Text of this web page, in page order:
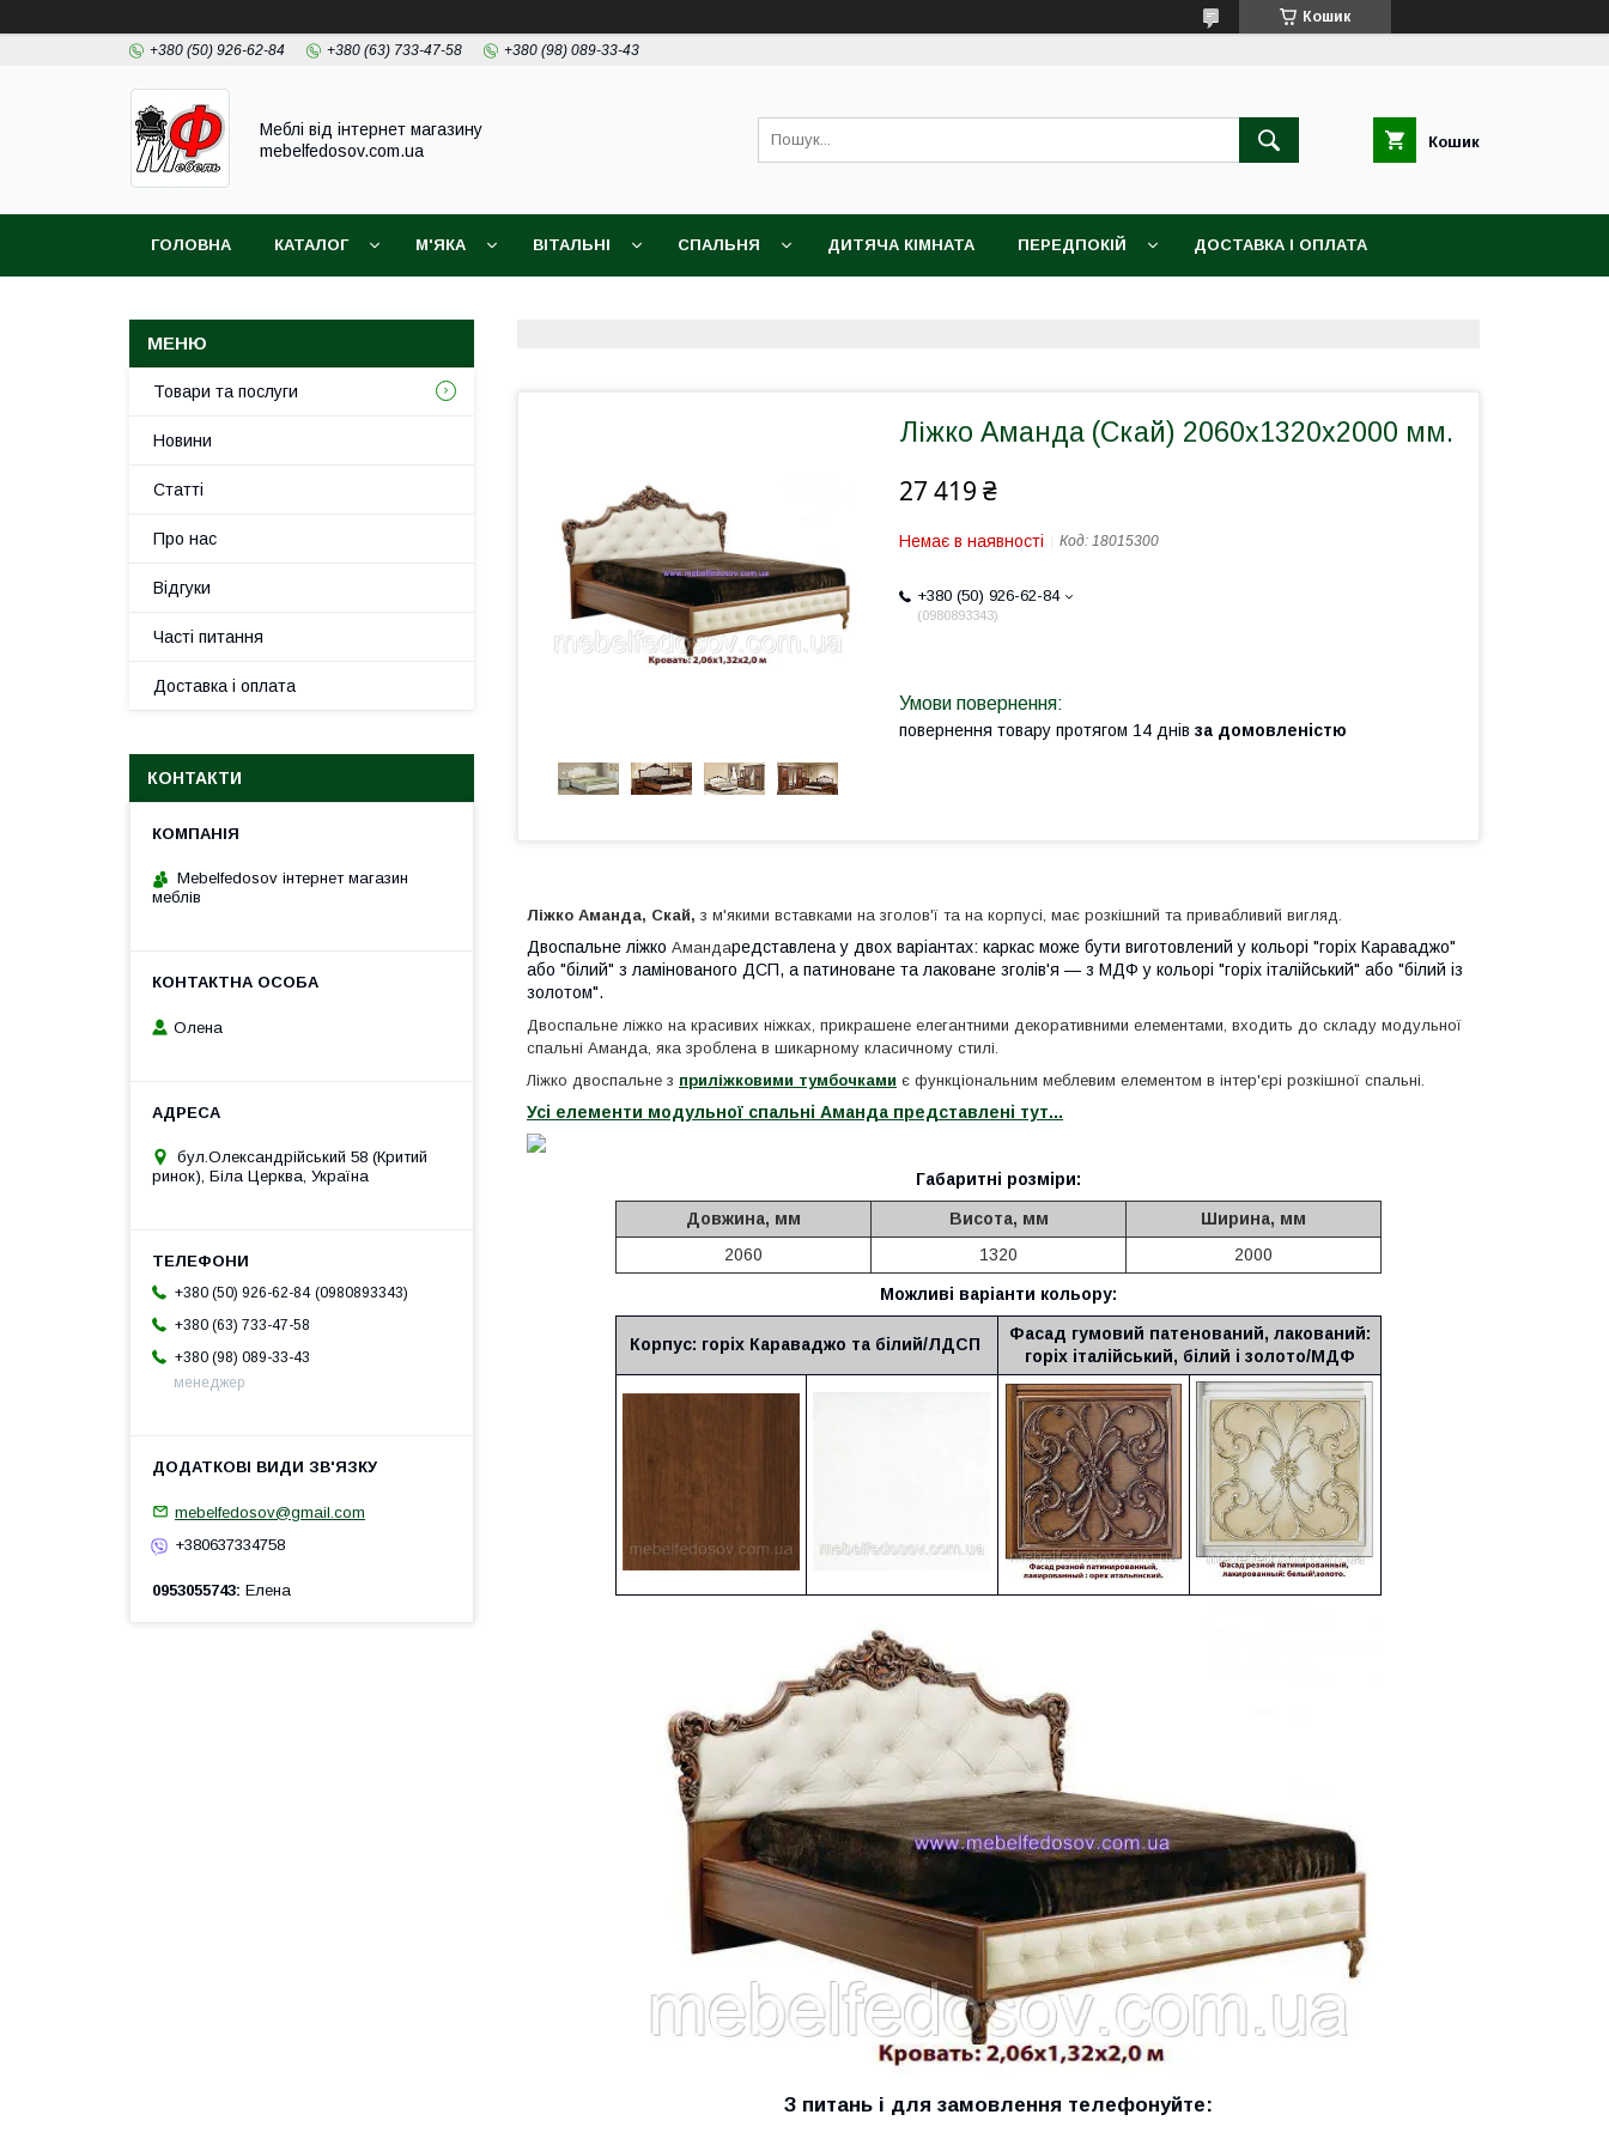
Кошик
+380 (50) 926-62-84 +380 (63) 733-47-58 +380 (98) 089-33-43
Меблі від інтернет магазину
mebelfedosov.com.ua
Кошик
ГОЛОВНА КАТАЛОГ М'ЯКА ВІТАЛЬНІ СПАЛЬНЯ ДИТЯЧА КІМНАТА ПЕРЕДПОКІЙ ДОСТАВКА І ОПЛАТА
Ліжко Аманда (Скай) 2060х1320х2000 мм.
27 419 ₴
Немає в наявності Код: 18015300
+380 (50) 926-62-84
0980893343
повернення товару протягом 14 днів за домовленістю
Ліжко Аманда, Скай, з м'якими вставками на зголов'ї та на корпусі, має розкішний та привабливий вигляд.
Двоспальне ліжко Амандаредставлена у двох варіантах: каркас може бути виготовлений у кольорі "горіх Караваджо"
або "білий" з ламінованого ДСП, а патиноване та лаковане зголів'я — з МДФ у кольорі "горіх італійський" або "білий із
золотом".
Двоспальне ліжко на красивих ніжках, прикрашене елегантними декоративними елементами, входить до складу модульної
спальні Аманда, яка зроблена в шикарному класичному стилі.
Ліжко двоспальне з приліжковими тумбочками є функціональним меблевим елементом в інтер'єрі розкішної спальні.
Усі елементи модульної спальні Аманда представлені тут...
Габаритні розміри:
Довжина, мм Висота, мм
Ширина, мм
2060
1320 2000
Можливі варіанти кольору:
Корпус: горіх Караваджо та білий/ЛДСП
Фасад гумовий патенований, лакований:
горіх італійський, білий і золото/МДФ
З питань і для замовлення телефонуйте:
Товари та послуги
Новини
Статті
Про нас
Відгуки
Часті питання
Доставка і оплата
КОНТАКТИ
Mebelfedosov інтернет магазин
меблів
Олена
бул.Олександрійський 58 (Критий
ринок), Біла Церква, Україна
+380 (50) 926-62-84 0980893343
+380 (63) 733-47-58
+380 (98) 089-33-43
менеджер
mebelfedosov@gmail.com
+380637334758
0953055743 Елена